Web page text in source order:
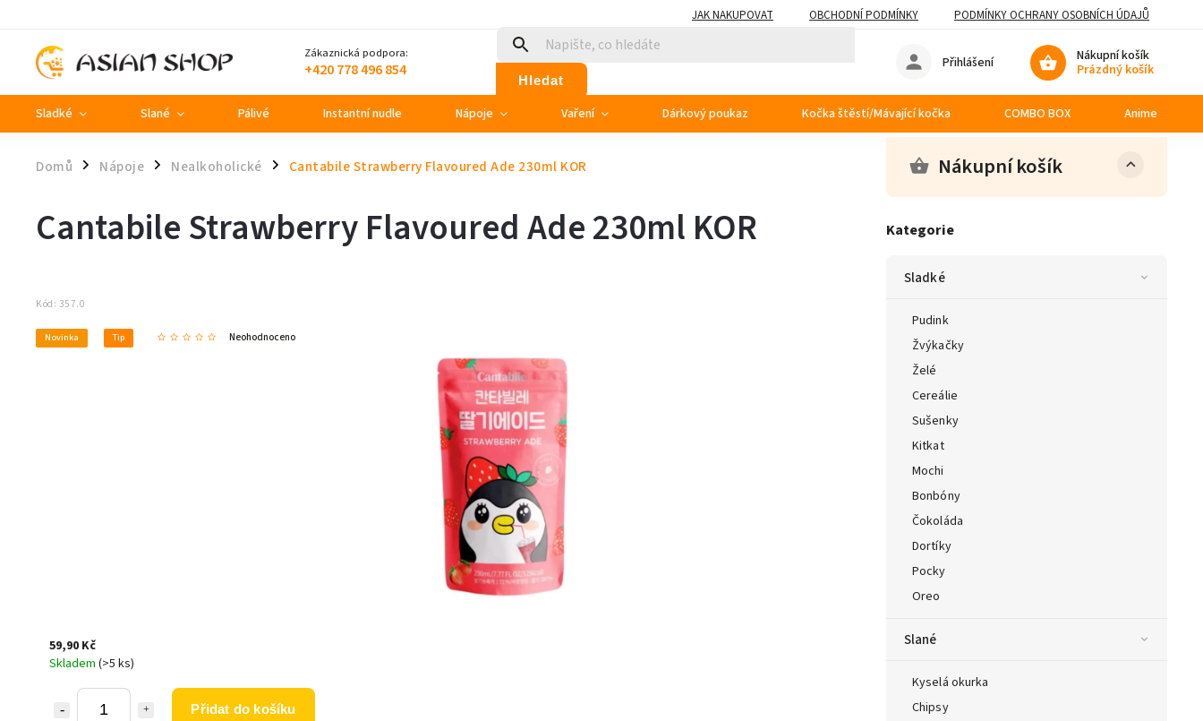
JAK NAKUPOVAT OBCHODNÍ PODMÍNKY PODMÍNKY OCHRANY OSOBNÍCH ÚDAJŮ
Zákaznická podpora:
+420 778 496 854 Hledat
Nákupní košík
Prázdný košík
Přihlášení
Sladké Slané Pálivé Instantní nudle Nápoje Vaření Dárkový poukaz Kočka štěstí/Mávající kočka COMBO BOX Anime
Domů / Nápoje / Nealkoholické / Cantabile Strawberry Flavoured Ade 230ml KOR Nákupní košík
Kategorie
Sladké
Pudink
Žvýkačky
Želé
Cereálie
Sušenky
Kitkat
Mochi
Bonbóny
Čokoláda
Dortíky
Pocky
Oreo
Slané
Kyselá okurka
Chipsy
Cantabile Strawberry Flavoured Ade 230ml KOR
Kód: 357.0
Novinka Tip Neohodnoceno
59,90 Kč
Skladem (>5 ks)
Přidat do košíku